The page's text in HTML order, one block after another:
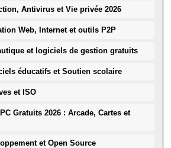
Antivirus et Vie privée 2026
Web, Internet et outils P2P
et logiciels de gestion gratuits
éducatifs et Soutien scolaire
et ISO
Gratuits 2026 : Arcade, Cartes et
et Open Source